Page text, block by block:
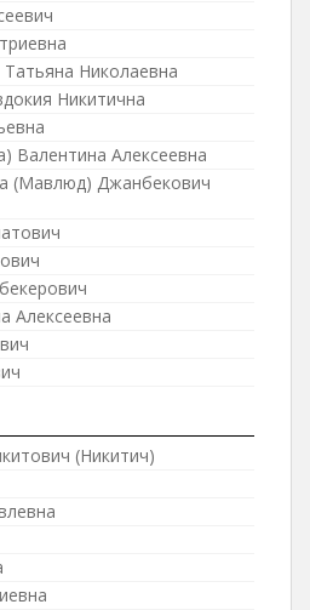
Николаевна
Никитична
Валентина Алексеевна
(Мавлюд) Джанбекович
Алексеевна
(Никитич)